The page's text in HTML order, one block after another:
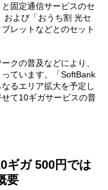
固定通信サービスのセ
および「おうち割 光セ
レットなどとのセット
クの普及などにより、
ています。「SoftBank
るエリア拡大を予定し
て10ギガサービスの普
ギガ 500円では
要